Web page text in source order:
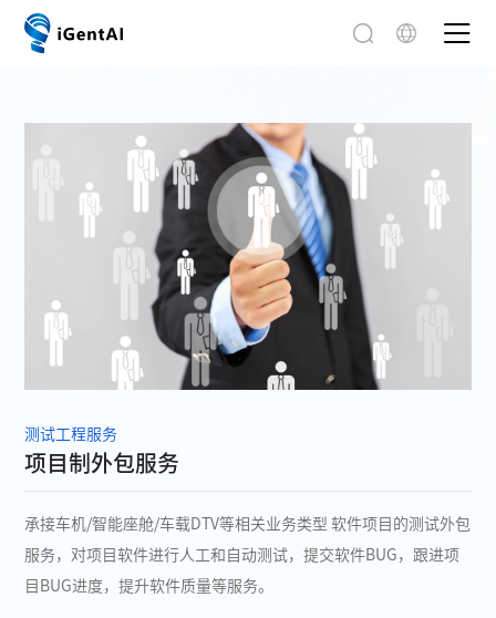
测试工程服务
项目制外包服务
承接车机/智能座舱/车载DTV等相关业务类型 软件项目的测试外包
服务，对项目软件进行人工和自动测试，提交软件BUG，跟进项
目BUG进度，提升软件质量等服务。